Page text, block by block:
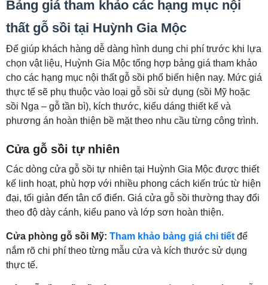
Bảng giá tham khảo các hạng mục nội
thất gỗ sồi tại Huỳnh Gia Mộc
Để giúp khách hàng dễ dàng hình dung chi phí trước khi lựa
chọn vật liệu, Huỳnh Gia Mộc tổng hợp bảng giá tham khảo
cho các hạng mục nội thất gỗ sồi phổ biến hiện nay. Mức giá
thực tế sẽ phụ thuộc vào loại gỗ sồi sử dụng (sồi Mỹ hoặc
sồi Nga – gỗ tần bì), kích thước, kiểu dáng thiết kế và
phương án hoàn thiện bề mặt theo nhu cầu từng công trình.
Cửa gỗ sồi tự nhiên
Các dòng cửa gỗ sồi tự nhiên tại Huỳnh Gia Mộc được thiết
kế linh hoạt, phù hợp với nhiều phong cách kiến trúc từ hiện
đại, tối giản đến tân cổ điển. Giá cửa gỗ sồi thường thay đổi
theo độ dày cánh, kiểu pano và lớp sơn hoàn thiện.
Cửa phòng gỗ sồi Mỹ: Tham khảo bảng giá chi tiết để
nắm rõ chi phí theo từng mẫu cửa và kích thước sử dụng
thực tế.